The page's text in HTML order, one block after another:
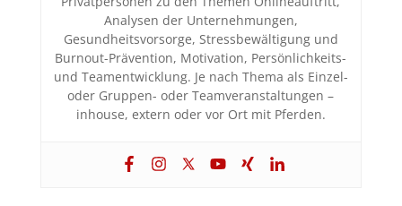
Analysen der Unternehmungen,
Gesundheitsvorsorge, Stressbewältigung und
Burnout-Prävention, Motivation, Persönlichkeits-
und Teamentwicklung. Je nach Thema als Einzel-
oder Gruppen- oder Teamveranstaltungen –
inhouse, extern oder vor Ort mit Pferden.